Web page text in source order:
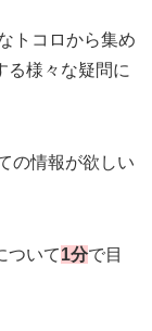
トコロから集め
る様々な疑問に
の情報が欲しい
ついて1分で目